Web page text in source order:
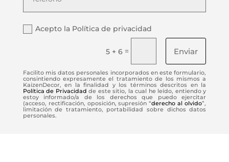
Acepto la Política de privacidad
5 + 6 = Enviar
Facilito mis datos personales incorporados en este formulario,
consintiendo expresamente el tratamiento de los mismos a
KaizenDecor, en la finalidad y los términos descritos en la
Política de Privacidad de este sitio, la cual he leído, entiendo y
estoy informado/a de los derechos que puedo ejercitar
(acceso, rectificación, oposición, supresión “derecho al olvido”,
limitación de tratamiento, portabilidad sobre dichos datos
personales.